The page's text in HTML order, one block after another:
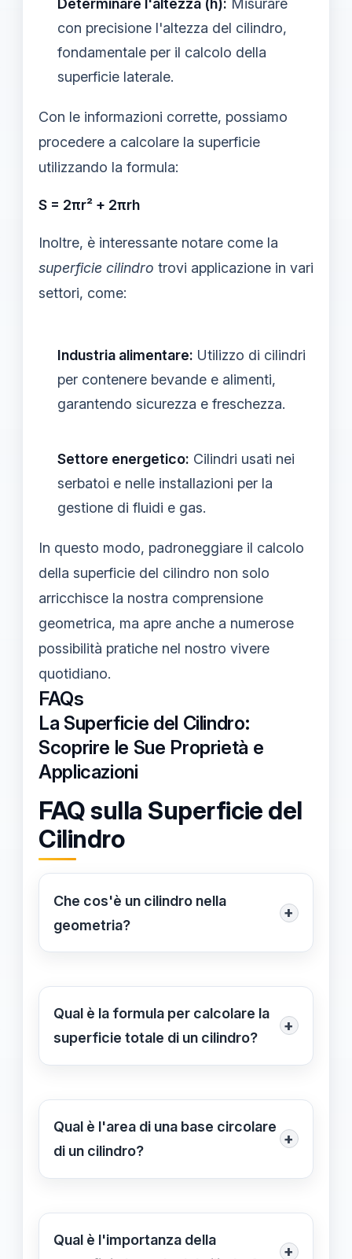
con precisione l'altezza del cilindro,
fondamentale per il calcolo della
superficie laterale.
Con le informazioni corrette, possiamo
procedere a calcolare la superficie
utilizzando la formula:
S = 2πr² + 2πrh
Inoltre, è interessante notare come la
superficie cilindro trovi applicazione in vari
settori, come:
Industria alimentare: Utilizzo di cilindri
per contenere bevande e alimenti,
garantendo sicurezza e freschezza.
Settore energetico: Cilindri usati nei
serbatoi e nelle installazioni per la
gestione di fluidi e gas.
In questo modo, padroneggiare il calcolo
della superficie del cilindro non solo
arricchisce la nostra comprensione
geometrica, ma apre anche a numerose
possibilità pratiche nel nostro vivere
quotidiano.
FAQs
La Superficie del Cilindro:
Scoprire le Sue Proprietà e
Applicazioni
FAQ sulla Superficie del
Cilindro
Che cos'è un cilindro nella
geometria?
+
Un cilindro è un solido geometrico
parallele collegate da una superficie
curva. È una forma fondamentale in
Qual è la formula per calcolare la
superficie totale di un cilindro?
+
La superficie totale (S) di un cilindro
formula S = 2πr² + 2πrh
, dove r è il
raggio della base e h è l'altezza del
Qual è l'area di una base circolare
di un cilindro?
+
L'area di una base circolare di un
πr²
, dove r rappresenta il raggio della
Qual è l'importanza della
+